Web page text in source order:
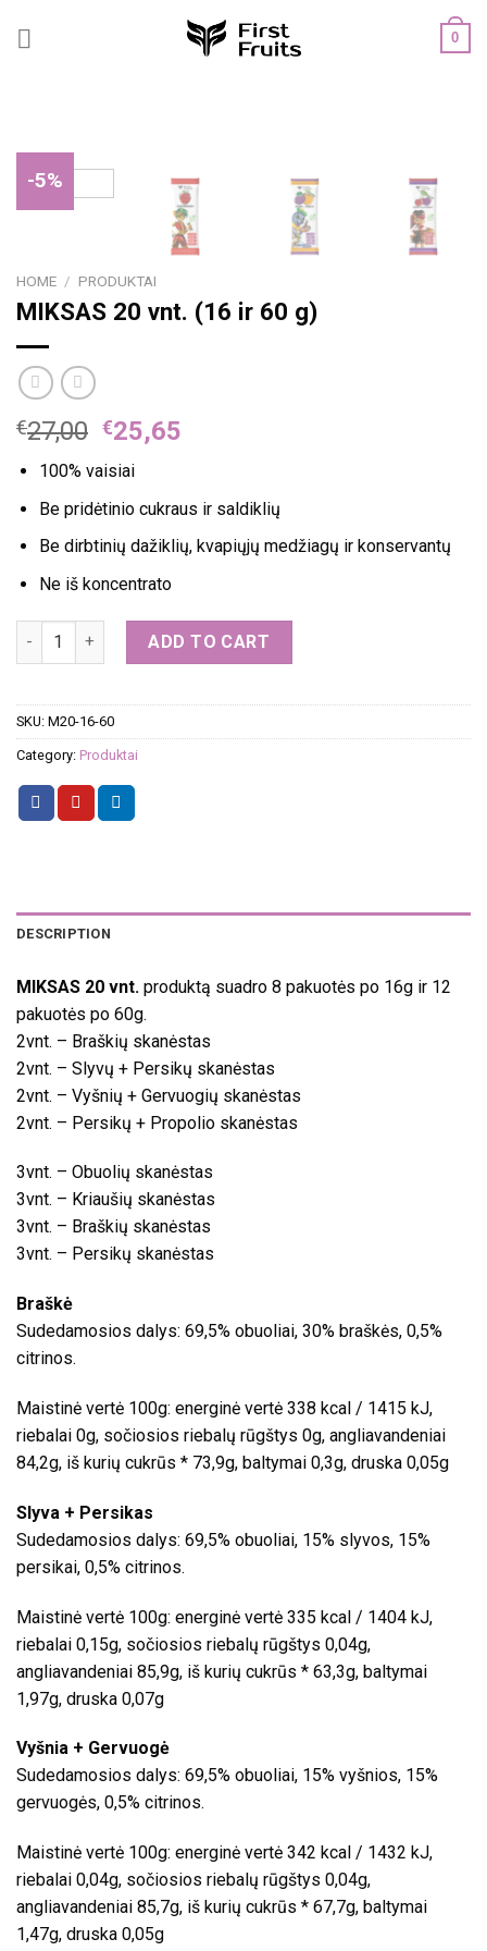
0
-5%
HOME / PRODUKTAI
MIKSAS 20 vnt. (16 ir 60 g)
€27,00 €25,65
100% vaisiai
Be pridėtinio cukraus ir saldiklių
Be dirbtinių dažiklių, kvapiųjų medžiagų ir konservantų
Ne iš koncentrato
MIKSAS 20 vnt. (16 ir 60 g) quantity
ADD TO CART
SKU: M20-16-60
Category: Produktai
DESCRIPTION
MIKSAS 20 vnt. produktą suadro 8 pakuotės po 16g ir 12
pakuotės po 60g.
2vnt. – Braškių skanėstas
2vnt. – Slyvų + Persikų skanėstas
2vnt. – Vyšnių + Gervuogių skanėstas
2vnt. – Persikų + Propolio skanėstas
3vnt. – Obuolių skanėstas
3vnt. – Kriaušių skanėstas
3vnt. – Braškių skanėstas
3vnt. – Persikų skanėstas
Braškė
Sudedamosios dalys: 69,5% obuoliai, 30% braškės, 0,5%
citrinos.
Maistinė vertė 100g: energinė vertė 338 kcal / 1415 kJ,
riebalai 0g, sočiosios riebalų rūgštys 0g, angliavandeniai
84,2g, iš kurių cukrūs * 73,9g, baltymai 0,3g, druska 0,05g
Slyva + Persikas
Sudedamosios dalys: 69,5% obuoliai, 15% slyvos, 15%
persikai, 0,5% citrinos.
Maistinė vertė 100g: energinė vertė 335 kcal / 1404 kJ,
riebalai 0,15g, sočiosios riebalų rūgštys 0,04g,
angliavandeniai 85,9g, iš kurių cukrūs * 63,3g, baltymai
1,97g, druska 0,07g
Vyšnia + Gervuogė
Sudedamosios dalys: 69,5% obuoliai, 15% vyšnios, 15%
gervuogės, 0,5% citrinos.
Maistinė vertė 100g: energinė vertė 342 kcal / 1432 kJ,
riebalai 0,04g, sočiosios riebalų rūgštys 0,04g,
angliavandeniai 85,7g, iš kurių cukrūs * 67,7g, baltymai
1,47g, druska 0,05g